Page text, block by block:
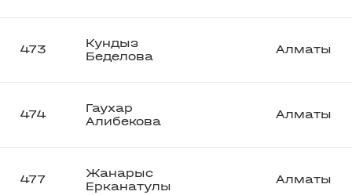
473
Кундыз
Беделова
Алматы
474
Гаухар
Алибекова
Алматы
477
Жанарыс
Ерканатулы
Алматы